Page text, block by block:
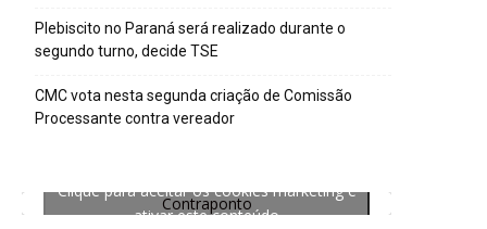
Plebiscito no Paraná será realizado durante o
segundo turno, decide TSE
CMC vota nesta segunda criação de Comissão
Processante contra vereador
Contraponto
Clique para aceitar os cookies marketing e
ativar este conteúdo